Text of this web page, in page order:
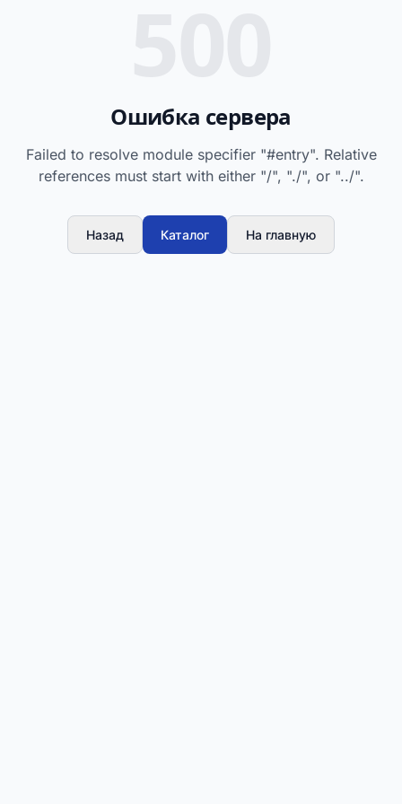
Ошибка сервера
Failed to resolve module specifier "#entry". Relative
references must start with either "/", "./", or "../".
Назад Каталог На главную